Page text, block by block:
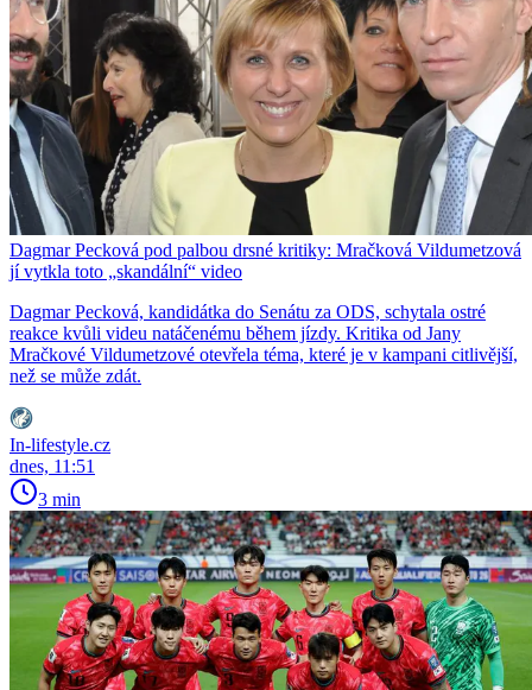
Dagmar Pecková pod palbou drsné kritiky: Mračková Vildumetzová
jí vytkla toto „skandální“ video
Dagmar Pecková, kandidátka do Senátu za ODS, schytala ostré
reakce kvůli videu natáčenému během jízdy. Kritika od Jany
Mračkové Vildumetzové otevřela téma, které je v kampani citlivější,
než se může zdát.
In-lifestyle.cz
dnes, 11:51
3 min